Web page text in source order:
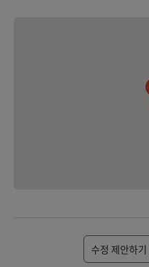
수정 제안하기